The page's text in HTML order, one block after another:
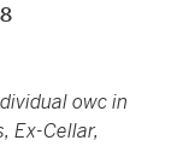
owc in
Ex-Cellar,